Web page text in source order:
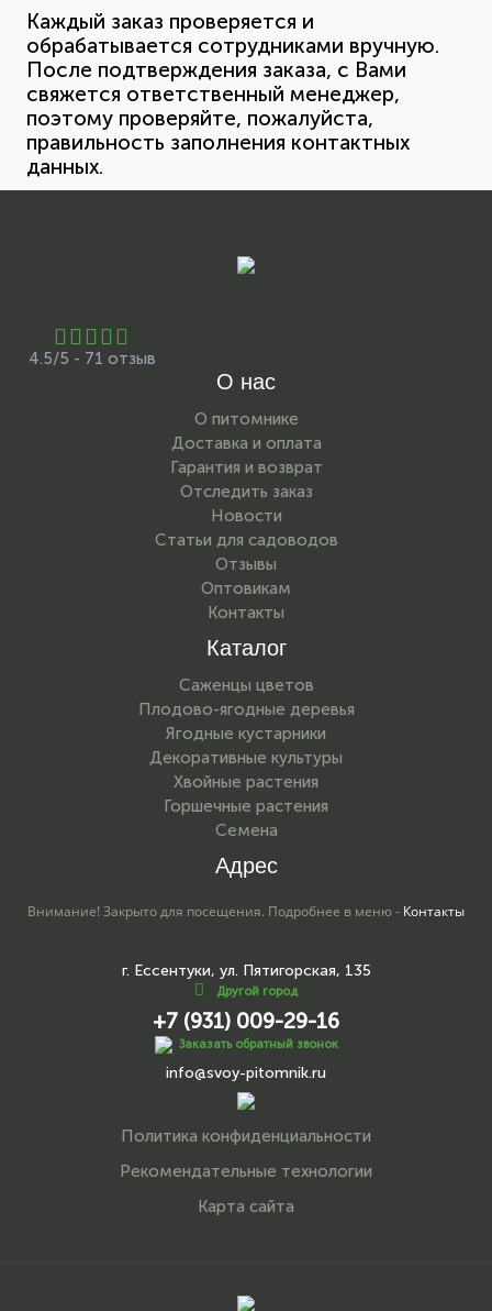
Каждый заказ проверяется и
обрабатывается сотрудниками вручную.
После подтверждения заказа, с Вами
свяжется ответственный менеджер,
поэтому проверяйте, пожалуйста,
правильность заполнения контактных
данных.
4.5/5 - 71 отзыв
О нас
О питомнике
Доставка и оплата
Гарантия и возврат
Отследить заказ
Новости
Статьи для садоводов
Отзывы
Оптовикам
Контакты
Каталог
Саженцы цветов
Плодово-ягодные деревья
Ягодные кустарники
Декоративные культуры
Хвойные растения
Горшечные растения
Семена
Адрес
Внимание! Закрыто для посещения. Подробнее в меню - Контакты
г. Ессентуки, ул. Пятигорская, 135
Другой город
+7 (931) 009-29-16
Заказать обратный звонок
info@svoy-pitomnik.ru
Политика конфиденциальности
Рекомендательные технологии
Карта сайта